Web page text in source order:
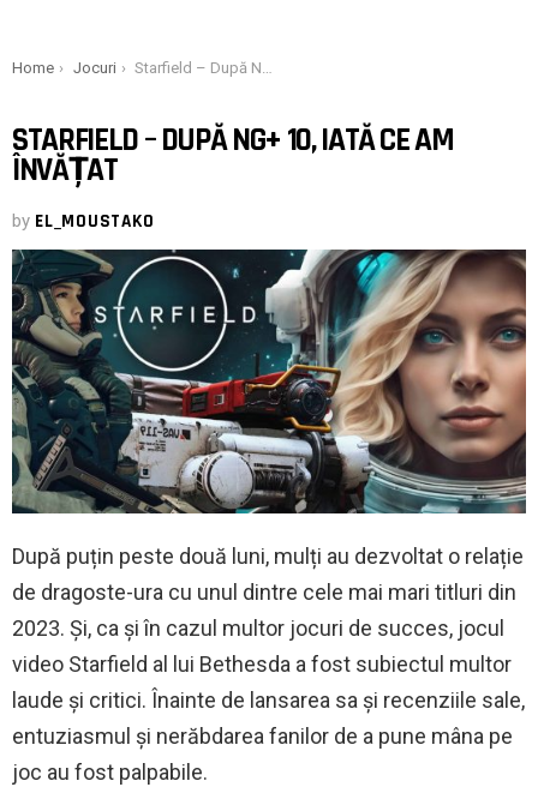
You are here:
Home Jocuri Starfield – După NG+ 10, iată ce am învățat
STARFIELD – DUPĂ NG+ 10, IATĂ CE AM
ÎNVĂȚAT
by EL_MOUSTAKO
După puțin peste două luni, mulți au dezvoltat o relație
de dragoste-ura cu unul dintre cele mai mari titluri din
2023. Și, ca și în cazul multor jocuri de succes, jocul
video Starfield al lui Bethesda a fost subiectul multor
laude și critici. Înainte de lansarea sa și recenziile sale,
entuziasmul și nerăbdarea fanilor de a pune mâna pe
joc au fost palpabile.